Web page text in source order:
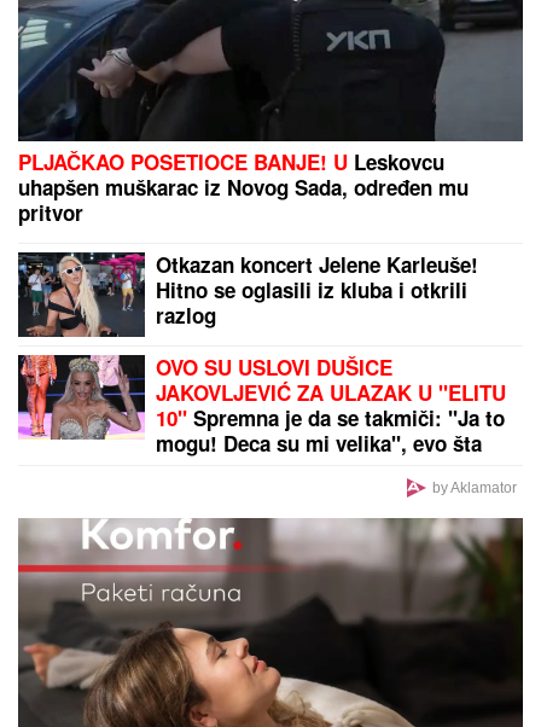
"ZAUVEK ĆU VAS VOLETI"Jovana Jeremić na ivici
suza! Ponovo se oglasila nakon što se oprostila u
Jutarnjem programu: "Kreće nova energija"
Čuvena glumica POSTALA MAMA U
42. GODINI: Muž joj umro prošlog
januara, tragedija je slomila, a onda
je nova ljubav donela NAJVEĆU
RADOST
PANTEON I KOLOSEUM OTVORENI I
UVEČE:Žege su i nije moguće
stajati u redu i sačekati da se uđe u
kultna mesta Rima stoga se ulazak
produžava